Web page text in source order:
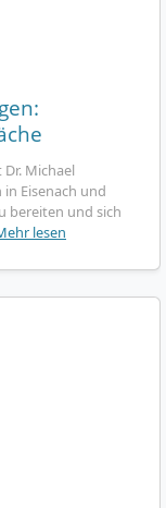
Michael
Eisenach und
bereiten und sich
lesen